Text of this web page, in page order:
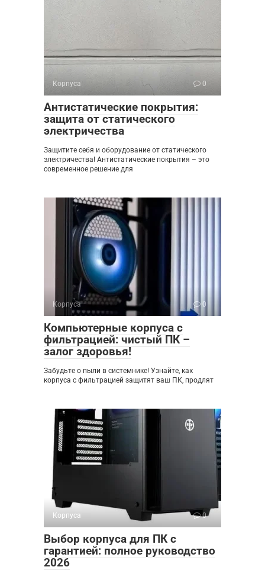
Корпуса 0
Антистатические покрытия:
защита от статического
электричества
Защитите себя и оборудование от статического
электричества! Антистатические покрытия – это
современное решение для
Корпуса 0
Компьютерные корпуса с
фильтрацией: чистый ПК –
залог здоровья!
Забудьте о пыли в системнике! Узнайте, как
корпуса с фильтрацией защитят ваш ПК, продлят
Корпуса 0
Выбор корпуса для ПК с
гарантией: полное руководство
2026